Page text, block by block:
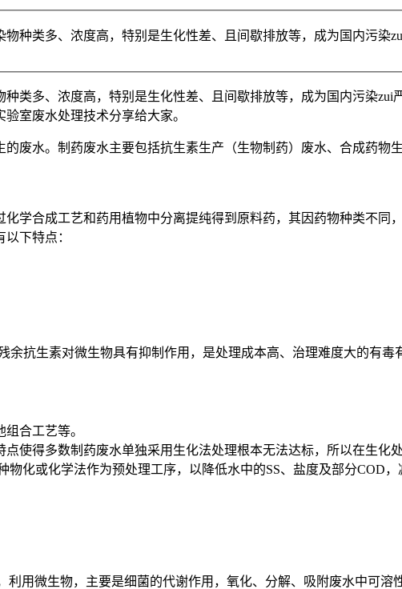
类多、浓度高，特别是生化性差、且间歇排放等，成为国内污染
多、浓度高，特别是生化性差、且间歇排放等，成为国内污染zui
室废水处理技术分享给大家。
水。制药废水主要包括抗生素生产（生物制药）废水、合成药物
合成工艺和药用植物中分离提纯得到原料药，其因药物种类不同
下特点：
生素对微生物具有抑制作用，是处理成本高、治理难度大的有毒
合工艺等。
得多数制药废水单独采用生化法处理根本无法达标，所以在生化处
或化学法作为预处理工序，以降低水中的SS、盐度及部分COD
微生物，主要是细菌的代谢作用，氧化、分解、吸附废水中可溶